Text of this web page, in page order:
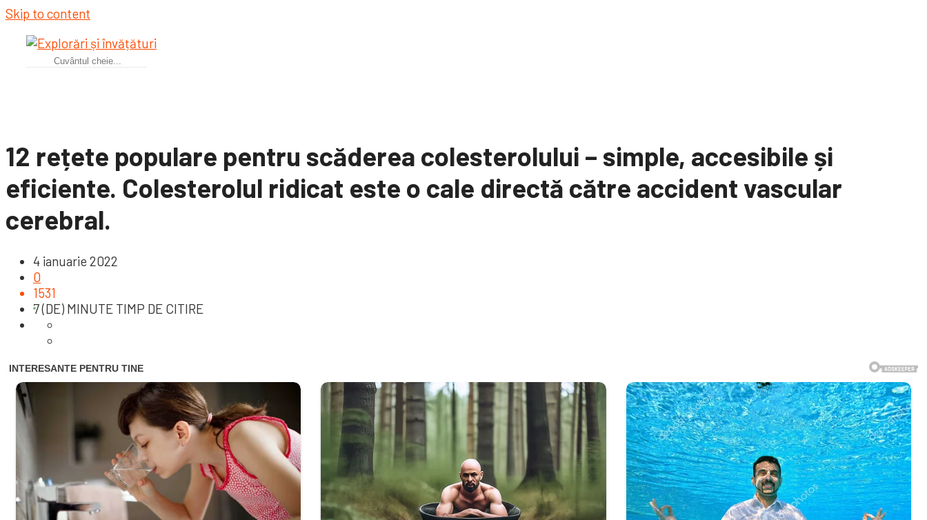
Skip to content
12 rețete populare pentru scăderea colesterolului – simple, accesibile și
eficiente. Colesterolul ridicat este o cale directă către accident vascular
cerebral.
4 ianuarie 2022
0
1531
7 (DE) MINUTE TIMP DE CITIRE